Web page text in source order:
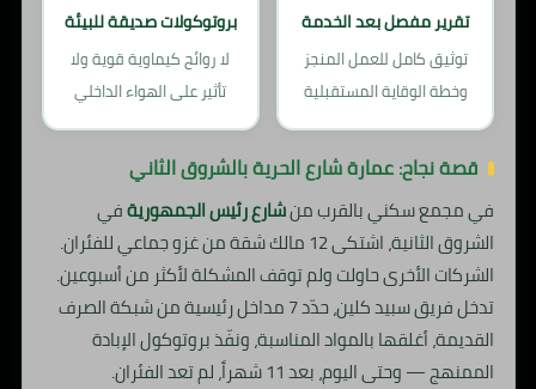
تقرير مفصل بعد الخدمة
توثيق كامل للعمل المنجز
وخطة الوقاية المستقبلية
بروتوكولات صديقة للبيئة
لا روائح كيماوية قوية ولا
تأثير على الهواء الداخلي
قصة نجاح: عمارة شارع الحرية بالشروق الثاني
في مجمع سكني بالقرب منشارع رئيس الجمهوريةفي
الشروق الثانية، اشتكى 12 مالك شقة من غزو جماعي للفئران.
الشركات الأخرى حاولت ولم توقف المشكلة لأكثر من أسبوعين.
تدخل فريق سبيد كلين، حدّد 7 مداخل رئيسية من شبكة الصرف
القديمة، أغلقها بالمواد المناسبة، ونفّذ بروتوكول الإبادة
الممنهج — وحتى اليوم، بعد 11 شهراً، لم تعد الفئران.